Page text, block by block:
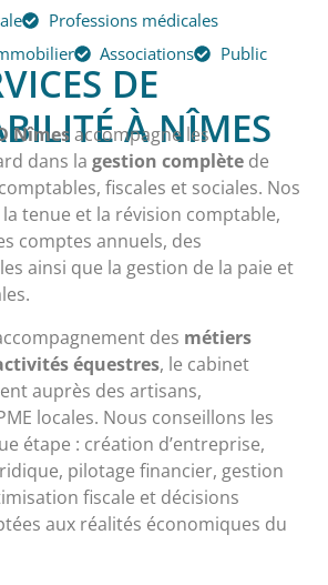
DE
À NÎMES
Nîmesaccompagne les
dans la gestion complète de
fiscales et sociales. Nos
tenue et la révision comptable,
comptes annuels, des
ainsi que la gestion de la paie et
des métiers
équestres, le cabinet
auprès des artisans,
locales. Nous conseillons les
étape : création d’entreprise,
pilotage financier, gestion
fiscale et décisions
aux réalités économiques du
Professions médicales
Associations Public